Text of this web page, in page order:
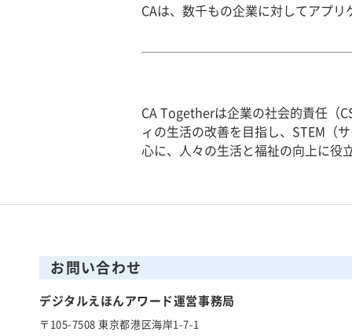
CAは、数千もの企業に対してアプ
CA Togetherは企業の社会的責任（
ィの生活の改善を目指し、STEM（
心に、人々の生活と福祉の向上に役
お問い合わせ
デジタルえほんアワード運営事務局
〒105-7508 東京都港区海岸1-7-1